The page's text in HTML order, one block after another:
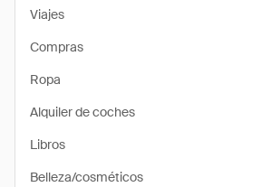
Viajes
Compras
Ropa
Alquiler de coches
Libros
Belleza/cosméticos